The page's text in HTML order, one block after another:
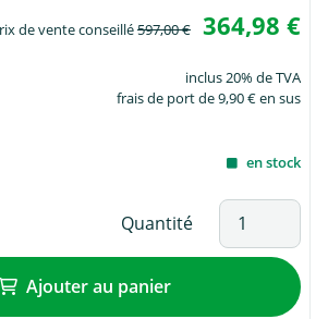
de vente conseillé597,00 € 364,98 €
inclus 20% de TVA
frais de port de 9,90 € en sus
en stock
Quantité
Ajouter au panier